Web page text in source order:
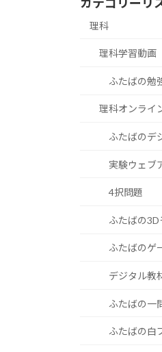
理科
理科学習動画
ふたばの勉
理科オンライ
ふたばのデ
実験ウェブ
4択問題
ふたばの3D
ふたばのゲ
デジタル教
ふたばの一
ふたばの白